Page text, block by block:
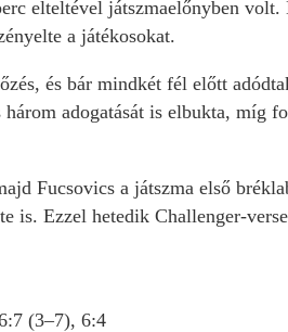
elteltével játszmaelőnyben
a játékosokat.
és bár mindkét fél előtt
adogatását is elbukta, míg
Fucsovics a játszma első
is. Ezzel hetedik Challenger-
(3–7), 6:4